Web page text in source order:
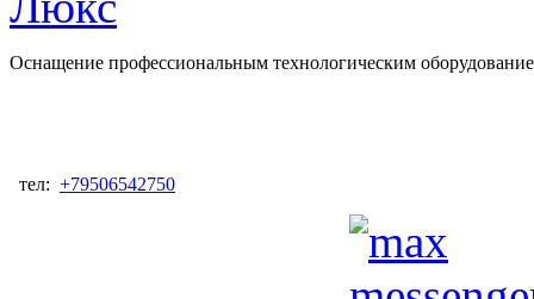
Оснащение профессиональным технологическим
тел: +79506542750